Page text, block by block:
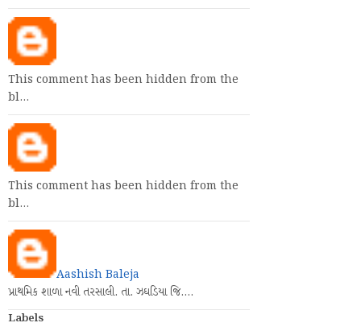
This comment has been hidden from the
bl…
This comment has been hidden from the
bl…
Aashish Baleja
પ્રાથમિક શાળા નવી તરસાલી. તા. ઝઘડિયા જિ.…
Labels